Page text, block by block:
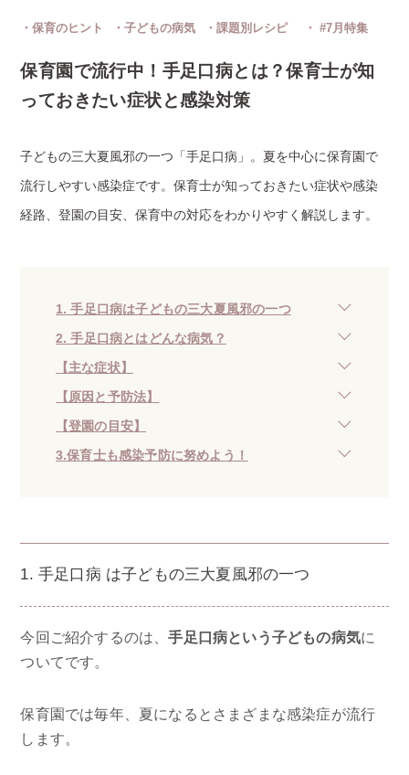
保育のヒント 子どもの病気 課題別レシピ #7月特集
保育園で流行中！手足口病とは？保育士が知
っておきたい症状と感染対策
子どもの三大夏風邪の一つ「手足口病」。夏を中心に保育園で
流行しやすい感染症です。保育士が知っておきたい症状や感染
経路、登園の目安、保育中の対応をわかりやすく解説します。
1. 手足口病は子どもの三大夏風邪の一つ
2. 手足口病とはどんな病気？
【主な症状】
【原因と予防法】
【登園の目安】
3.保育士も感染予防に努めよう！
1. 手足口病 は子どもの三大夏風邪の一つ
今回ご紹介するのは、手足口病という子どもの病気に
ついてです。
保育園では毎年、夏になるとさまざまな感染症が流行
します。